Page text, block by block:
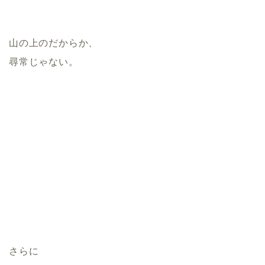
山の上のだからか、
尋常じゃない。
さらに